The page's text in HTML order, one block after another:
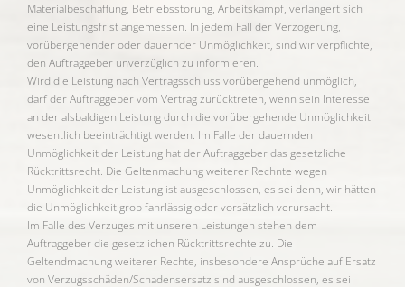
Materialbeschaffung, Betriebsstörung, Arbeitskampf, verlängert sich
eine Leistungsfrist angemessen. In jedem Fall der Verzögerung,
vorübergehender oder dauernder Unmöglichkeit, sind wir verpflichte,
den Auftraggeber unverzüglich zu informieren.
Wird die Leistung nach Vertragsschluss vorübergehend unmöglich,
darf der Auftraggeber vom Vertrag zurücktreten, wenn sein Interesse
an der alsbaldigen Leistung durch die vorübergehende Unmöglichkeit
wesentlich beeinträchtigt werden. Im Falle der dauernden
Unmöglichkeit der Leistung hat der Auftraggeber das gesetzliche
Rücktrittsrecht. Die Geltenmachung weiterer Rechnte wegen
Unmöglichkeit der Leistung ist ausgeschlossen, es sei denn, wir hätten
die Unmöglichkeit grob fahrlässig oder vorsätzlich verursacht.
Im Falle des Verzuges mit unseren Leistungen stehen dem
Auftraggeber die gesetzlichen Rücktrittsrechte zu. Die
Geltendmachung weiterer Rechte, insbesondere Ansprüche auf Ersatz
von Verzugsschäden/Schadensersatz sind ausgeschlossen, es sei